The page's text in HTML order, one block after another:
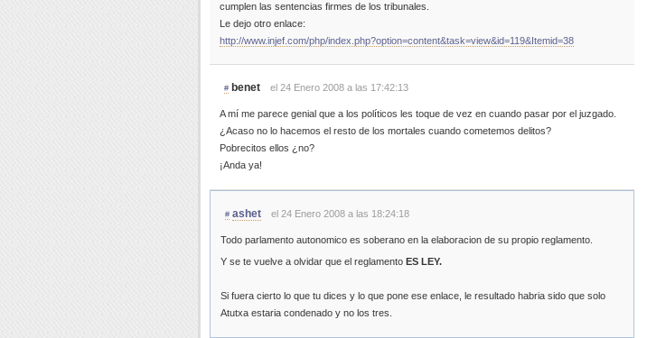
cumplen las sentencias firmes de los tribunales.
Le dejo otro enlace:
http://www.injef.com/php/index.php?option=content&task=view&id=119&Itemid=38
# benet el 24 Enero 2008 a las 17:42:13
A mí me parece genial que a los políticos les toque de vez en cuando pasar por el juzgado.
¿Acaso no lo hacemos el resto de los mortales cuando cometemos delitos?
Pobrecitos ellos ¿no?
¡Anda ya!
# ashet el 24 Enero 2008 a las 18:24:18
Todo parlamento autonomico es soberano en la elaboracion de su propio reglamento.
Y se te vuelve a olvidar que el reglamento ES LEY.
Si fuera cierto lo que tu dices y lo que pone ese enlace, le resultado habria sido que solo
Atutxa estaria condenado y no los tres.